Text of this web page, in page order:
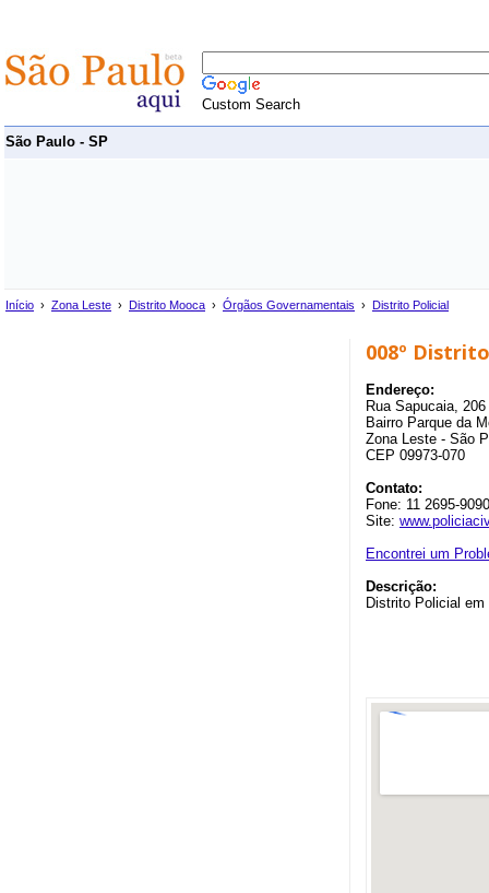
Custom Search
São Paulo - SP
Início › Zona Leste › Distrito Mooca › Órgãos Governamentais › Distrito Policial
008º
Endereço:
Rua Sapucaia, 206
Bairro Parque da
Zona Leste - São
CEP 09973-070
Contato:
Fone: 11 2695-
Site:
Encontrei um
Descrição:
Distrito Policial